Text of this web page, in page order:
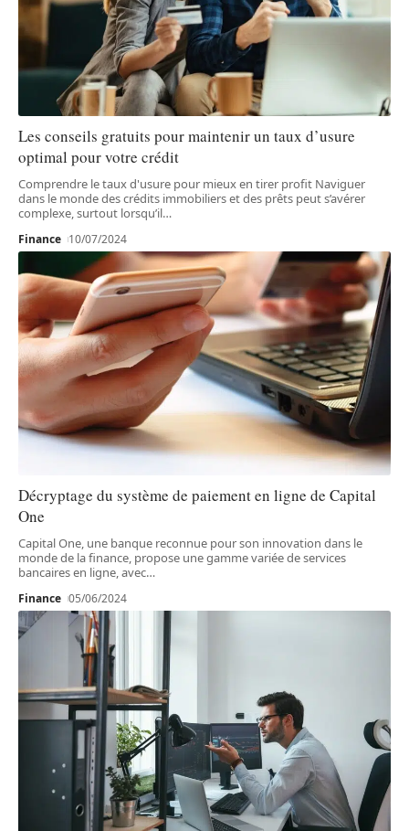
Les conseils gratuits pour maintenir un taux d’usure
optimal pour votre crédit
Comprendre le taux d'usure pour mieux en tirer profit Naviguer
dans le monde des crédits immobiliers et des prêts peut s’avérer
complexe, surtout lorsqu’il…
Finance 10/07/2024
Décryptage du système de paiement en ligne de Capital
One
Capital One, une banque reconnue pour son innovation dans le
monde de la finance, propose une gamme variée de services
bancaires en ligne, avec…
Finance 05/06/2024